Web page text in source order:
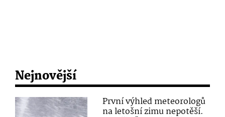
Nejnovější
První výhled meteorologů
na letošní zimu nepotěší.